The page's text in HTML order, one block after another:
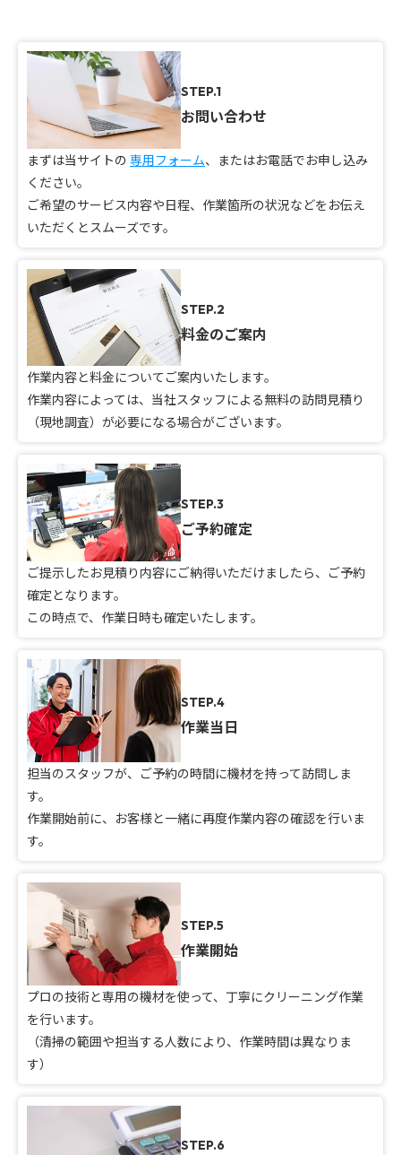
STEP.1
お問い合わせ
まずは当サイトの 専用フォーム、またはお電話でお申し込み
ください。
ご希望のサービス内容や日程、作業箇所の状況などをお伝え
いただくとスムーズです。
STEP.2
料金のご案内
作業内容と料金についてご案内いたします。
作業内容によっては、当社スタッフによる無料の訪問見積り
（現地調査）が必要になる場合がございます。
STEP.3
ご予約確定
ご提示したお見積り内容にご納得いただけましたら、ご予約
確定となります。
この時点で、作業日時も確定いたします。
STEP.4
作業当日
担当のスタッフが、ご予約の時間に機材を持って訪問しま
す。
作業開始前に、お客様と一緒に再度作業内容の確認を行いま
す。
STEP.5
作業開始
プロの技術と専用の機材を使って、丁寧にクリーニング作業
を行います。
（清掃の範囲や担当する人数により、作業時間は異なりま
す）
STEP.6